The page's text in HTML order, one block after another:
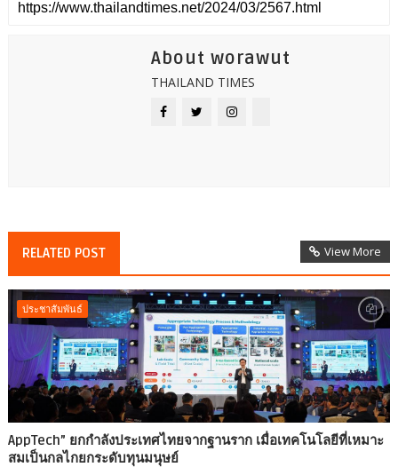
About worawut
THAILAND TIMES
RELATED POST View More
ประชาสัมพันธ์
AppTech”​ ยกกำลังประเทศไทยจากฐานราก เมื่อเทคโนโลยีที่เหมาะ
สมเป็นกลไกยกระดับทุนมนุษย์